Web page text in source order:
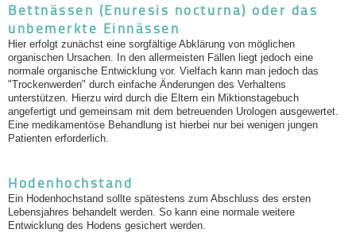
Bettnässen (Enuresis nocturna) oder das
unbemerkte Einnässen
Hier erfolgt zunächst eine sorgfältige Abklärung von möglichen
organischen Ursachen. In den allermeisten Fällen liegt jedoch eine
normale organische Entwicklung vor. Vielfach kann man jedoch das
"Trockenwerden" durch einfache Änderungen des Verhaltens
unterstützen. Hierzu wird durch die Eltern ein Miktionstagebuch
angefertigt und gemeinsam mit dem betreuenden Urologen ausgewertet.
Eine medikamentöse Behandlung ist hierbei nur bei wenigen jungen
Patienten erforderlich.
Hodenhochstand
Ein Hodenhochstand sollte spätestens zum Abschluss des ersten
Lebensjahres behandelt werden. So kann eine normale weitere
Entwicklung des Hodens gesichert werden.